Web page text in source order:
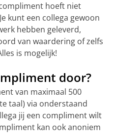
hoeft niet
kunt een collega gewoon
hebben geleverd,
van waardering of zelfs
is mogelijk!
door?
van maximaal 500
taal) via onderstaand
jij een compliment wilt
kan ook anoniem